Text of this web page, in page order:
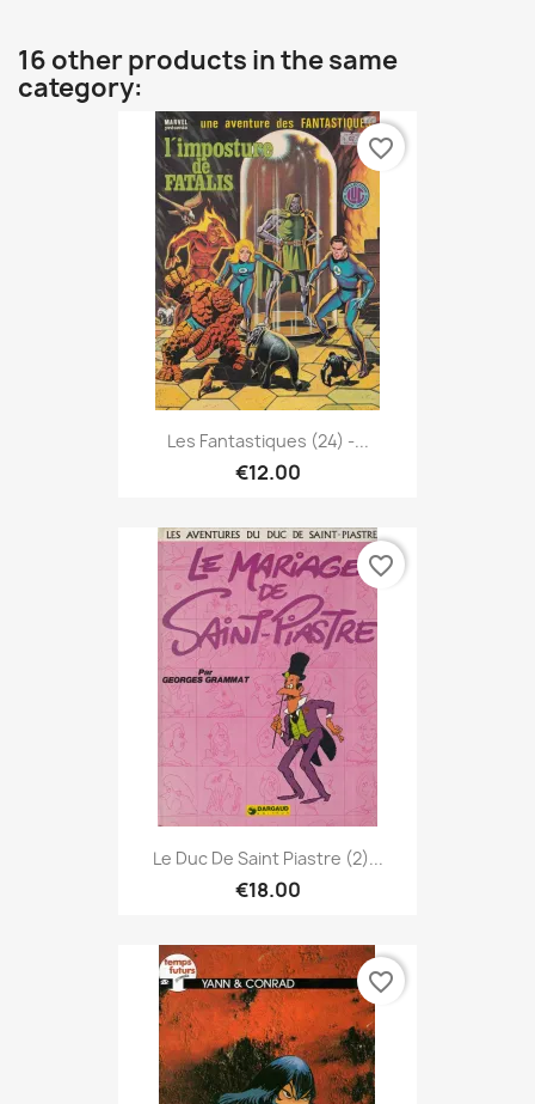
16 other products in the same
category:
Les Fantastiques (24) -...
€12.00
favorite_border
Le Duc De Saint Piastre (2)...
€18.00
favorite_border
favorite_border